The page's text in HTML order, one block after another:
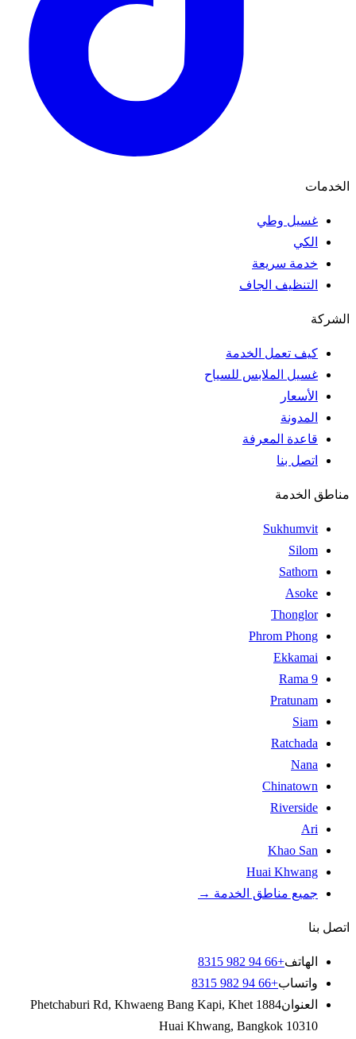
الخدمات
غسيل وطي
الكي
خدمة سريعة
التنظيف الجاف
الشركة
كيف تعمل الخدمة
غسيل الملابس للسياح
الأسعار
المدونة
قاعدة المعرفة
اتصل بنا
مناطق الخدمة
Sukhumvit
Silom
Sathorn
Asoke
Thonglor
Phrom Phong
Ekkamai
Rama 9
Pratunam
Siam
Ratchada
Nana
Chinatown
Riverside
Ari
Khao San
Huai Khwang
جميع مناطق الخدمة →
اتصل بنا
الهاتف+66 94 982 8315
واتساب+66 94 982 8315
العنوان1884 Phetchaburi Rd
, Khwaeng Bang Kapi, Khet
Huai Khwang, Bangkok 10310